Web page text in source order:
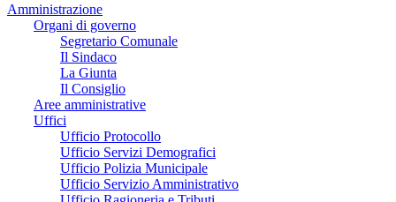
Amministrazione
Organi di governo
Segretario Comunale
Il Sindaco
La Giunta
Il Consiglio
Aree amministrative
Uffici
Ufficio Protocollo
Ufficio Servizi Demografici
Ufficio Polizia Municipale
Ufficio Servizio Amministrativo